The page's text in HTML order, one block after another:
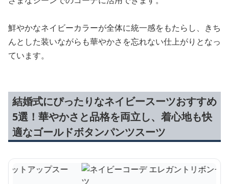
鮮やかなネイビーカラーが全体に統一感をもたらし、きち
んとした装いながらも華やかさを忘れない仕上がりとなっ
ています。
結婚式にぴったりなネイビースーツおすすめ
5選！華やかさと品格を両立し、着心地も快
適なゴールドボタンパンツスーツ